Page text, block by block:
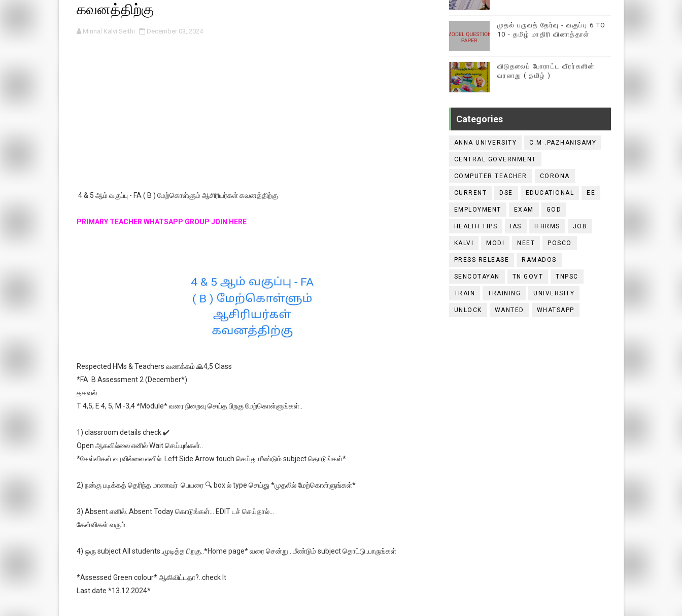
பள்ளி காலை வழிபாட்டுச் செயல்பாடுகள் - டிசம்பர் 17
குழந்தைகள் பாதுகாப்பு அலகில் வேலை வாய்ப்பு ( டிச 18 )
கவனத்திற்கு
Minnal Kalvi Seithi December 03, 2024
4 & 5 ஆம் வகுப்பு - FA ( B ) மேற்கொள்ளும் ஆசிரியர்கள் கவனத்திற்கு
PRIMARY TEACHER WHATSAPP GROUP JOIN HERE
Respected HMs & Teachers வணக்கம் 🙏4,5 Class
*FA B Assessment 2 (December*)
தகவல்
T 4,5, E 4, 5, M -3,4 *Module* வரை நிறைவு செய்த பிறகு மேற்கொள்ளுங்கள்..
1) classroom details check ✔️
Open ஆகவில்லை எனில் Wait செய்யுங்கள்..
*கேள்விகள் வரவில்லை எனில் Left Side Arrow touch செய்து மீண்டும் subject தொடுங்கள்*..
2) நன்கு படிக்கத் தெரிந்த மாணவர் பெயரை 🔍 box ல் type செய்து *முதலில் மேற்கொள்ளுங்கள்*
3) Absent எனில்..Absent Today கொடுங்கள்... EDIT டச் செய்தால்...
கேள்விகள் வரும்
4) ஒரு subject All students..முடித்த பிறகு..*Home page* வரை சென்று ..மீண்டும் subject தொட்டு..பாருங்கள்
*Assessed Green colour* ஆகிவிட்டதா?..check It
Last date *13.12.2024*
முதல் பருவத் தேர்வு - வகுப்பு 6 TO
10 - தமிழ் மாதிரி வினாத்தாள்
விடுதலைப் போராட்ட வீரர்களின்
வரலாறு ( தமிழ் )
Categories
ANNA UNIVERSITY C.M .PAZHANISAMY
CENTRAL GOVERNMENT
COMPUTER TEACHER CORONA
CURRENT DSE EDUCATIONAL EE
EMPLOYMENT EXAM GOD
HEALTH TIPS IAS IFHRMS JOB
KALVI MODI NEET POSCO
PRESS RELEASE RAMADOS
SENCOTAYAN TN GOVT TNPSC
TRAIN TRAINING UNIVERSITY
UNLOCK WANTED WHATSAPP